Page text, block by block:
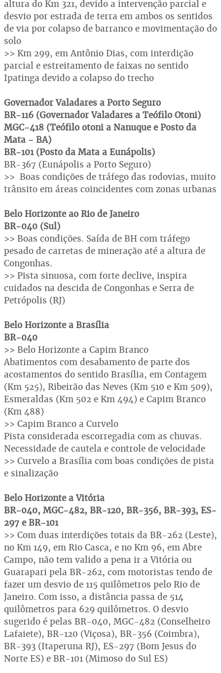
altura do Km 321, devido a intervenção parcial e
desvio por estrada de terra em ambos os sentidos
de via por colapso de barranco e movimentação do
solo
>> Km 299, em Antônio Dias, com interdição
parcial e estreitamento de faixas no sentido
Ipatinga devido a colapso do trecho
Governador Valadares a Porto Seguro
BR-116 (Governador Valadares a Teófilo Otoni)
MGC-418 (Teófilo otoni a Nanuque e Posto da
Mata - BA)
BR-101 (Posto da Mata a Eunápolis)
BR-367 (Eunápolis a Porto Seguro)
>> Boas condições de tráfego das rodovias, muito
trânsito em áreas coincidentes com zonas urbanas
Belo Horizonte ao Rio de Janeiro
BR-040 (Sul)
>> Boas condições. Saída de BH com tráfego
pesado de carretas de mineração até a altura de
Congonhas.
>> Pista sinuosa, com forte declive, inspira
cuidados na descida de Congonhas e Serra de
Petrópolis (RJ)
Belo Horizonte a Brasília
BR-040
>> Belo Horizonte a Capim Branco
Abatimentos com desabamento de parte dos
acostamentos do sentido Brasília, em Contagem
(Km 525), Ribeirão das Neves (Km 510 e Km 509),
Esmeraldas (Km 502 e Km 494) e Capim Branco
(Km 488)
>> Capim Branco a Curvelo
Pista considerada escorregadia com as chuvas.
Necessidade de cautela e controle de velocidade
>> Curvelo a Brasília com boas condições de pista
e sinalização
Belo Horizonte a Vitória
BR-040, MGC-482, BR-120, BR-356, BR-393, ES-
297 e BR-101
>> Com duas interdições totais da BR-262 (Leste),
no Km 149, em Rio Casca, e no Km 96, em Abre
Campo, não tem valido a pena ir a Vitória ou
Guarapari pela BR-262, com motoristas tendo de
fazer um desvio de 115 quilômetros pelo Rio de
Janeiro. Com isso, a distância passa de 514
quilômetros para 629 quilômetros. O desvio
sugerido é pelas BR-040, MGC-482 (Conselheiro
Lafaiete), BR-120 (Viçosa), BR-356 (Coimbra),
BR-393 (Itaperuna RJ), ES-297 (Bom Jesus do
Norte ES) e BR-101 (Mimoso do Sul ES)